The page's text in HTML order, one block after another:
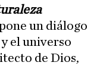
un diálogo
el universo
de Dios,